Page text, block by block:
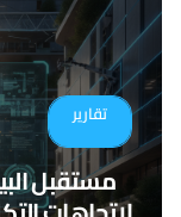
تقارير